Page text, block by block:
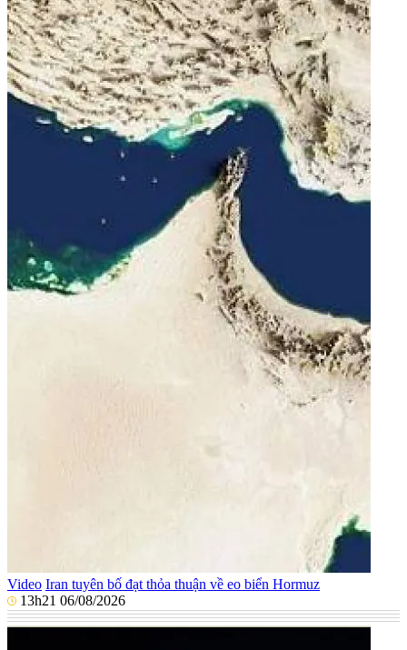
Video Iran tuyên bố đạt thỏa thuận về eo biển Hormuz
13h21 06/08/2026